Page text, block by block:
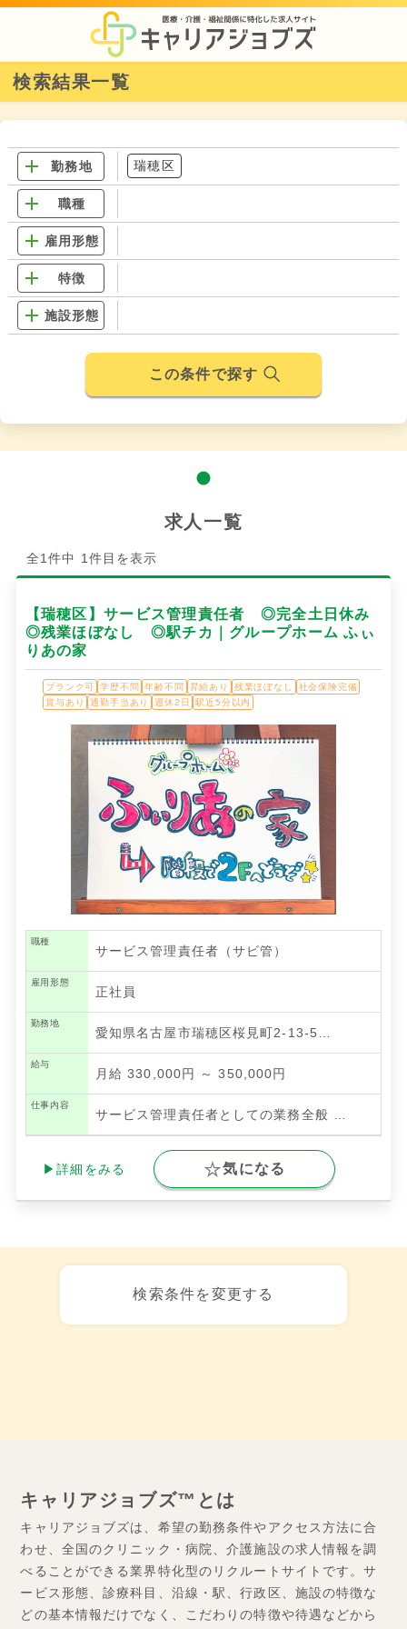
検索結果一覧
勤務地 瑞穂区
職種
雇用形態
特徴
施設形態
この条件で探す
求人一覧
全1件中 1件目を表示
【瑞穂区】サービス管理責任者 ◎完全土日休み
◎残業ほぼなし ◎駅チカ｜グループホーム ふぃ
りあの家
ブランク可 学歴不問 年齢不問 昇給あり 残業ほぼなし
社会保険完備
賞与あり
通勤手当あり 週休2日 駅近5分以内
職種
サービス管理責任者（サビ管）
雇用形態
正社員
勤務地
愛知県名古屋市瑞穂区桜見町2-13-5…
給与
月給 330,000円 ～ 350,000円
仕事内容
サービス管理責任者としての業務全般
▶詳細をみる 気になる
検索条件を変更する
キャリアジョブズ™とは
キャリアジョブズは、希望の勤務条件やアクセス方法に合
わせ、全国のクリニック・病院、介護施設の求人情報を調
べることができる業界特化型のリクルートサイトです。サ
ービス形態、診療科目、沿線・駅、行政区、施設の特徴な
どの基本情報だけでなく、こだわりの特徴や待遇などから